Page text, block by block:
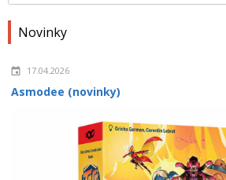
Novinky
17.04.2026
Asmodee (novinky)